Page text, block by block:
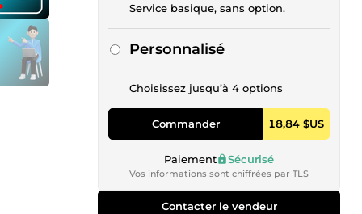
Service basique, sans option.
Personnalisé
Choisissez jusqu’à 4 options
Commander 18,84 $US
Paiement Sécurisé
Vos informations sont chiffrées par TLS
Contacter le vendeur